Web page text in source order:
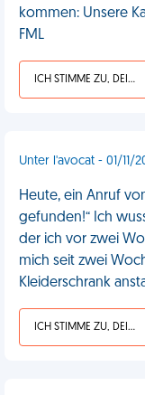
kommen: Unsere
FML
ICH STIMME ZU, DEIN LEBEN IST SCHEISSE
Unter l'avocat - 01/11/
Heute, ein Anruf
gefunden!“ Ich
der ich vor zwei
mich seit zwei
Kleiderschrank
ICH STIMME ZU, DEIN LEBEN IST SCHEISSE